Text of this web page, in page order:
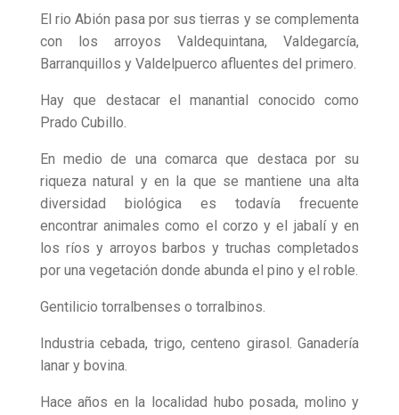
El rio Abión pasa por sus tierras y se complementa
con los arroyos Valdequintana, Valdegarcía,
Barranquillos y Valdelpuerco afluentes del primero.
Hay que destacar el manantial conocido como
Prado Cubillo.
En medio de una comarca que destaca por su
riqueza natural y en la que se mantiene una alta
diversidad biológica es todavía frecuente
encontrar animales como el corzo y el jabalí y en
los ríos y arroyos barbos y truchas completados
por una vegetación donde abunda el pino y el roble.
Gentilicio torralbenses o torralbinos.
Industria cebada, trigo, centeno girasol. Ganadería
lanar y bovina.
Hace años en la localidad hubo posada, molino y